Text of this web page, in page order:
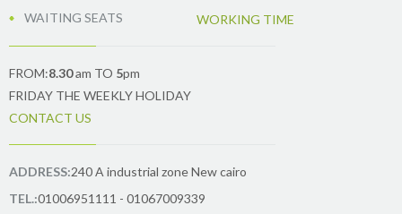
WAITING SEATS
WORKING TIME
FROM:8.30am TO 5pm
FRIDAY THE WEEKLY HOLIDAY
CONTACT US
ADDRESS:240 A industrial zone New cairo
TEL.:01006951111 - 01067009339